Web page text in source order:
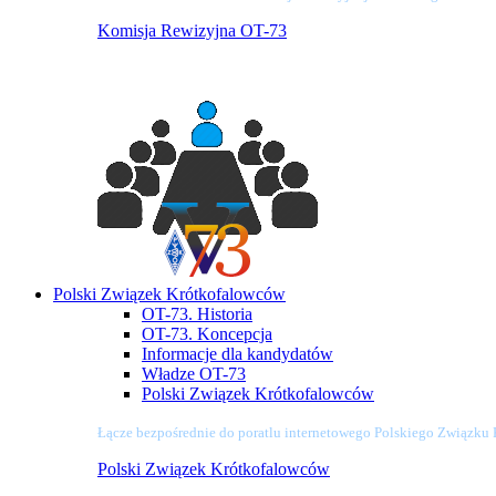
Komisja Rewizyjna OT-73
Polski Związek Krótkofalowców
OT-73. Historia
OT-73. Koncepcja
Informacje dla kandydatów
Władze OT-73
Polski Związek Krótkofalowców
Łącze bezpośrednie do poratlu internetowego Polskiego
Polski Związek Krótkofalowców